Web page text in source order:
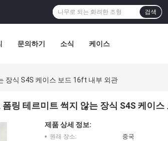
검색
문의하기 소식 케이스
장식 S4S 케이스 보드 16ft 내부 외관
폼링 테르미트 썩지 않는 장식 S4S 케이
제품 상세 정보:
원래 장소:
중국